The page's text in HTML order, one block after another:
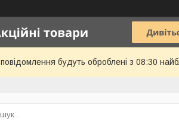
будуть оброблені з 08:30